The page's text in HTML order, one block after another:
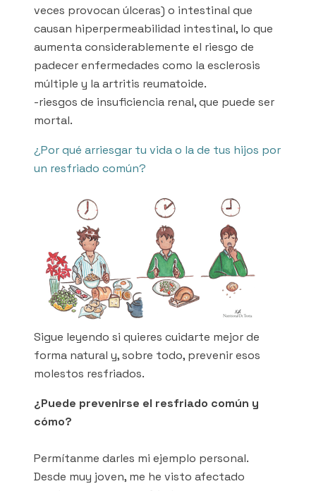
veces provocan úlceras) o intestinal que
causan hiperpermeabilidad intestinal, lo que
aumenta considerablemente el riesgo de
padecer enfermedades como la esclerosis
múltiple y la artritis reumatoide.
-riesgos de insuficiencia renal, que puede ser
mortal.
¿Por qué arriesgar tu vida o la de tus hijos por
un resfriado común?
Sigue leyendo si quieres cuidarte mejor de
forma natural y, sobre todo, prevenir esos
molestos resfriados.
¿Puede prevenirse el resfriado común y
cómo?
Permítanme darles mi ejemplo personal.
Desde muy joven, me he visto afectado